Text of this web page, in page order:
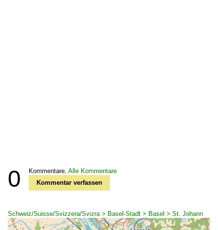
0 Kommentare, Alle Kommentare
Kommentar verfassen
Schweiz/Suisse/Svizzera/Svizra > Basel-Stadt > Basel > St. Johann